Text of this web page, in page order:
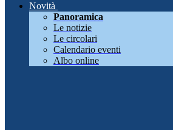
Novità
Panoramica
Le notizie
Le circolari
Calendario eventi
Albo online